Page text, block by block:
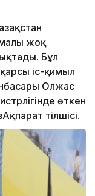
малы жоқ
Бұл
іс-қимыл
Олжас
өткен
тілшісі.